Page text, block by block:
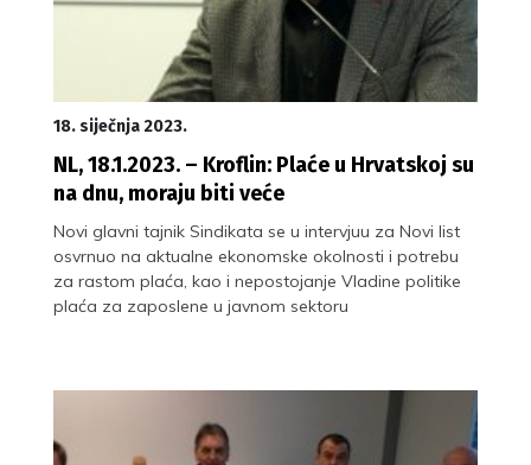
18. siječnja 2023.
NL, 18.1.2023. – Kroflin: Plaće u Hrvatskoj su
na dnu, moraju biti veće
Novi glavni tajnik Sindikata se u intervjuu za Novi list
osvrnuo na aktualne ekonomske okolnosti i potrebu
za rastom plaća, kao i nepostojanje Vladine politike
plaća za zaposlene u javnom sektoru